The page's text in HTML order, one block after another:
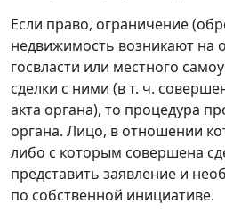
Если право, ограничение
недвижимость возникают на
госвласти или местного
сделки с ними (в т. ч.
акта органа), то процедура
органа. Лицо, в отношении
либо с которым совершена
представить заявление и
по собственной инициативе.